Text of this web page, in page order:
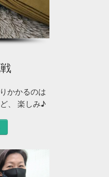
かかるのは
、 楽しみ♪